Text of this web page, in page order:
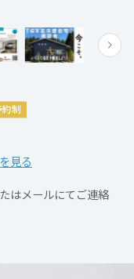
制
見る
はメールにてご連絡
リアルサイズ
。
－３３０】